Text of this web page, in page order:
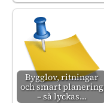
Bygglov, ritningar
och smart planering
– så lyckas…